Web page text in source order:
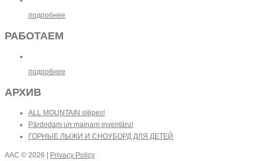
подробнее
РАБОТАЕМ
подробнее
АРХИВ
ALL MOUNTAIN slēpes!
Pārdodam un mainam inventāru!
ГОРНЫЕ ЛЫЖИ И СНОУБОРД ДЛЯ ДЕТЕЙ
AAC © 2026 | Privacy Policy